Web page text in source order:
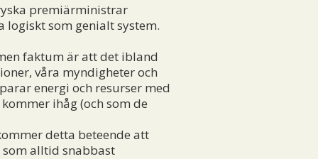
premiärministrar
logiskt som genialt system.
faktum är att det ibland
våra myndigheter och
energi och resurser med
ihåg (och som de
detta beteende att
som alltid snabbast